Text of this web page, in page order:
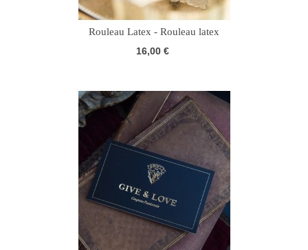
Rouleau Latex - Rouleau latex
16,00 €